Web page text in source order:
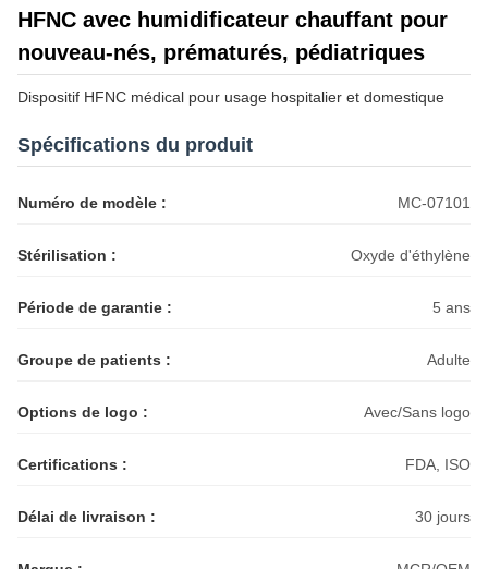
HFNC avec humidificateur chauffant pour
nouveau-nés, prématurés, pédiatriques
Dispositif HFNC médical pour usage hospitalier et domestique
Spécifications du produit
Numéro de modèle : MC-07101
Stérilisation : Oxyde d'éthylène
Période de garantie : 5 ans
Groupe de patients : Adulte
Options de logo : Avec/Sans logo
Certifications : FDA, ISO
Délai de livraison : 30 jours